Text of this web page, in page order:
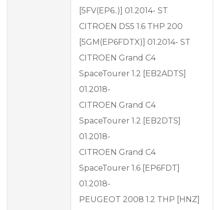
[5FV(EP6..)] 01.2014- ST
CITROEN DS5 1.6 THP 200
[5GM(EP6FDTX)] 01.2014- ST
CITROEN Grand C4
SpaceTourer 1.2 [EB2ADTS]
01.2018-
CITROEN Grand C4
SpaceTourer 1.2 [EB2DTS]
01.2018-
CITROEN Grand C4
SpaceTourer 1.6 [EP6FDT]
01.2018-
PEUGEOT 2008 1.2 THP [HNZ]